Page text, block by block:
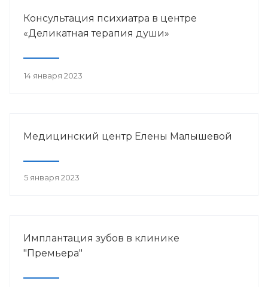
Консультация психиатра в центре
«Деликатная терапия души»
14 января 2023
Медицинский центр Елены Малышевой
5 января 2023
Имплантация зубов в клинике
"Премьера"